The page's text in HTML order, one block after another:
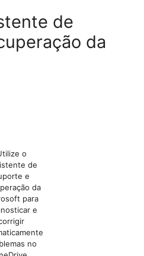
de
da
o
de
e
da
para
e
no